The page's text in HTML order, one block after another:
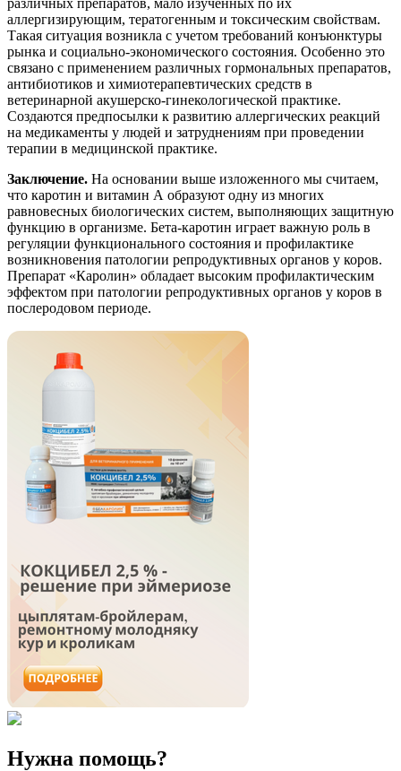
различных препаратов, мало изученных по их
аллергизирующим, тератогенным и токсическим свойствам.
Такая ситуация возникла с учетом требований конъюнктуры
рынка и социально-экономического состояния. Особенно это
связано с применением различных гормональных препаратов,
антибиотиков и химиотерапевтических средств в
ветеринарной акушерско-гинекологической практике.
Создаются предпосылки к развитию аллергических реакций
на медикаменты у людей и затруднениям при проведении
терапии в медицинской практике.
Заключение. На основании выше изложенного мы считаем,
что каротин и витамин А образуют одну из многих
равновесных биологических систем, выполняющих защитную
функцию в организме. Бета-каротин играет важную роль в
регуляции функционального состояния и профилактике
возникновения патологии репродуктивных органов у коров.
Препарат «Каролин» обладает высоким профилактическим
эффектом при патологии репродуктивных органов у коров в
послеродовом периоде.
Нужна помощь?